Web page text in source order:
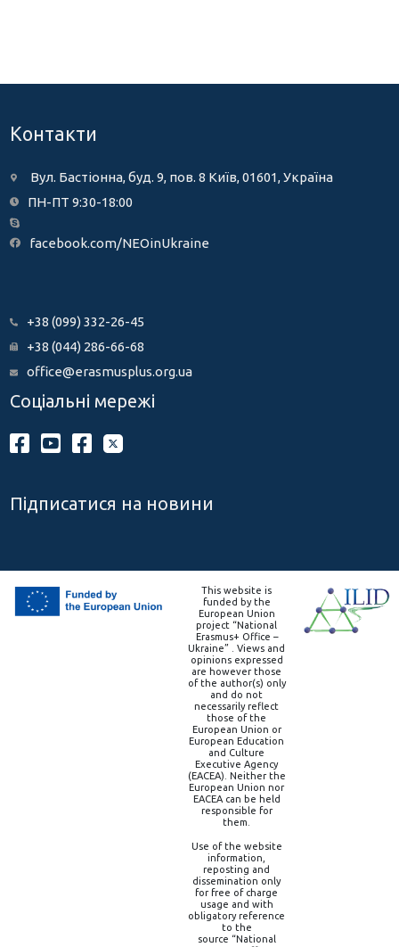
Контакти
Вул. Бастіонна, буд. 9, пов. 8 Київ, 01601, Україна
ПН-ПТ 9:30-18:00
facebook.com/NEOinUkraine
+38 (099) 332-26-45
+38 (044) 286-66-68
office@erasmusplus.org.ua
Соціальні мережі
Підписатися на новини
This website is
funded by the
European Union
project “National
Erasmus+ Office –
Ukraine” . Views and
opinions expressed
are however those
of the author(s) only
and do not
necessarily reflect
those of the
European Union or
European Education
and Culture
Executive Agency
(EACEA). Neither the
European Union nor
EACEA can be held
responsible for
them.
Use of the website
information,
reposting and
dissemination only
for free of charge
usage and with
obligatory reference
to the
source “National